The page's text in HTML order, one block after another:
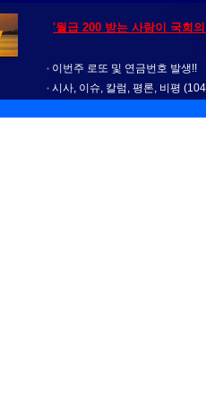
'월급 200 받는 사람이 국회
이번주 로또 및 연금번호 발생!!
시사, 이슈, 칼럼, 평론, 비평